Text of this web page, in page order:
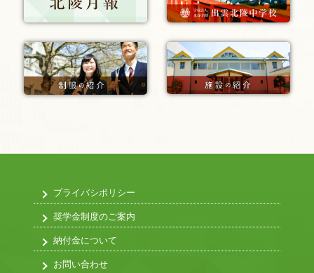
プライバシポリシー
奨学金制度のご案内
納付金について
お問い合わせ